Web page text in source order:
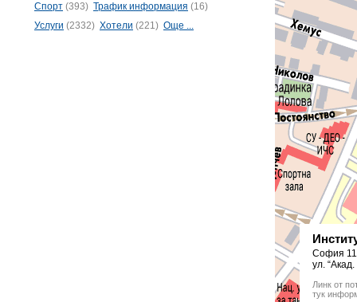
Спорт (393) Трафик информация (16)
Услуги (2332) Хотели (221) Още ...
София
ул.
Линк от
тук